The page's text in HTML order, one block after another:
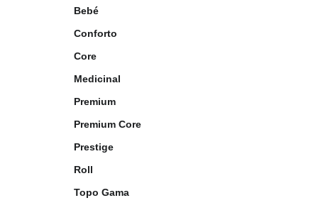
Bebé
Conforto
Core
Medicinal
Premium
Premium Core
Prestige
Roll
Topo Gama